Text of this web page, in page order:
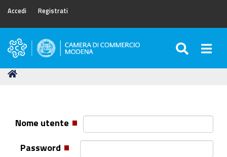
Accedi Registrati
Camera
Commercio
Tu
Nome utente
Password